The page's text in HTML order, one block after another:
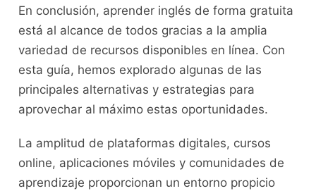
En conclusión, aprender ⁣inglés​ de⁢ forma​ gratuita
está al alcance de todos gracias a la amplia
variedad de recursos disponibles en línea. Con⁢
esta guía, hemos explorado algunas de las​
principales alternativas ​y estrategias para
aprovechar al máximo estas oportunidades.
La‌ amplitud ⁣de⁢ plataformas digitales, cursos
online, aplicaciones​ móviles y⁤ comunidades⁢ de
⁢aprendizaje proporcionan ⁢un entorno propicio